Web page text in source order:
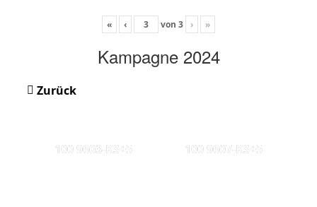
« ‹ von 3 › »
Kampagne 2024
Zurück
100 9603-KS+5 100 9607-KS+5